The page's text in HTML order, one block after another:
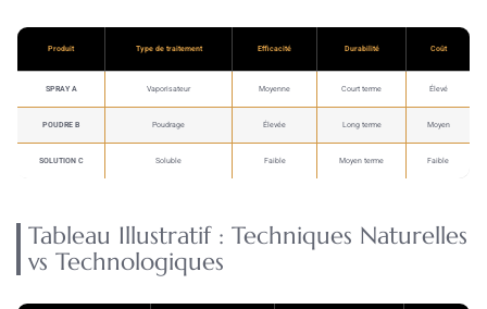
Produit Type de traitement Efficacité Durabilité Coût
SPRAY A Vaporisateur Moyenne Court terme Élevé
POUDRE B Poudrage Élevée Long terme Moyen
SOLUTION C Soluble Faible Moyen terme Faible
Tableau Illustratif : Techniques Naturelles
vs Technologiques